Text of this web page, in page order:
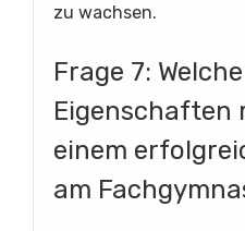
zu wachsen.
Frage 7:
Eigenschaften
einem
am